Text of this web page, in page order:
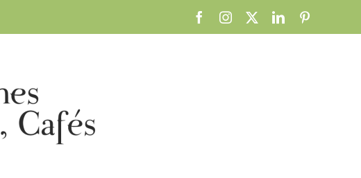
FacebookInstagram LinkedIn